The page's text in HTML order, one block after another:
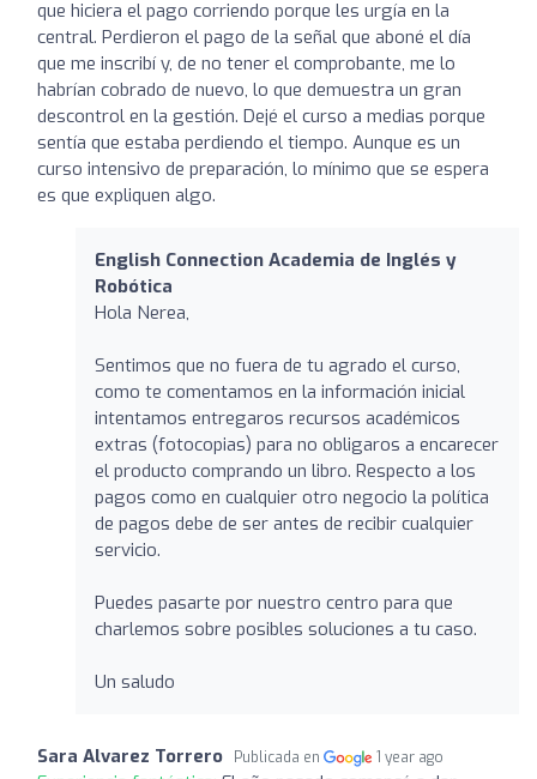
que hiciera el pago corriendo porque les urgía en la
central. Perdieron el pago de la señal que aboné el día
que me inscribí y, de no tener el comprobante, me lo
habrían cobrado de nuevo, lo que demuestra un gran
descontrol en la gestión. Dejé el curso a medias porque
sentía que estaba perdiendo el tiempo. Aunque es un
curso intensivo de preparación, lo mínimo que se espera
es que expliquen algo.
English Connection Academia de Inglés y
Robótica
Hola Nerea,
Sentimos que no fuera de tu agrado el curso,
como te comentamos en la información inicial
intentamos entregaros recursos académicos
extras (fotocopias) para no obligaros a encarecer
el producto comprando un libro. Respecto a los
pagos como en cualquier otro negocio la política
de pagos debe de ser antes de recibir cualquier
servicio.
Puedes pasarte por nuestro centro para que
charlemos sobre posibles soluciones a tu caso.
Un saludo
Sara Alvarez Torrero Publicada en 1 year ago